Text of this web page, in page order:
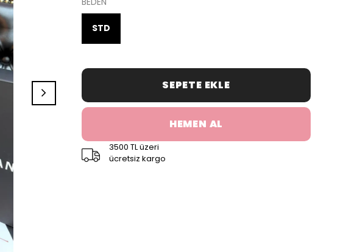
STD
SEPETE EKLE
HEMEN AL
3500 TL üzeri
ücretsiz kargo